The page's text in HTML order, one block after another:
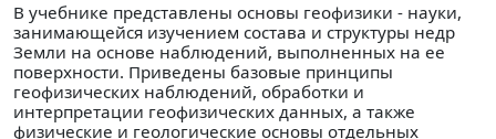
В учебнике представлены основы геофизики - науки,
занимающейся изучением состава и структуры недр
Земли на основе наблюдений, выполненных на ее
поверхности. Приведены базовые принципы
геофизических наблюдений, обработки и
интерпретации геофизических данных, а также
физические и геологические основы отдельных